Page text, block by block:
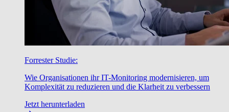
Forrester Studie:
Wie Organisationen ihr IT-Monitoring modernisieren, um
Komplexität zu reduzieren und die Klarheit zu verbessern
Jetzt herunterladen